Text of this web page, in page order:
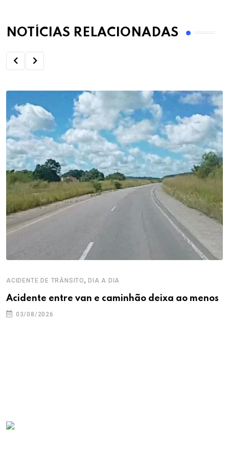
NOTÍCIAS RELACIONADAS
ACIDENTE DE TRÂNSITO, DIA A DIA
Acidente entre van e caminhão deixa ao menos
03/08/2026